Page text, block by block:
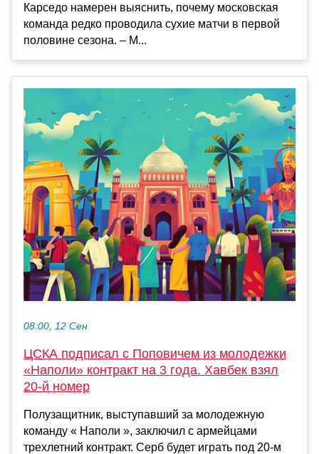
Карседо намерен выяснить, почему московская
команда редко проводила сухие матчи в первой
половине сезона. – М...
08:00, 12 Сен
ЦСКА подписал с Поповичем из молодежки
«Наполи» контракт на 3 года. Хавбек взял
20-й номер
Полузащитник, выступавший за молодежную
команду « Наполи », заключил с армейцами
трехлетний контракт. Серб будет играть под 20-м